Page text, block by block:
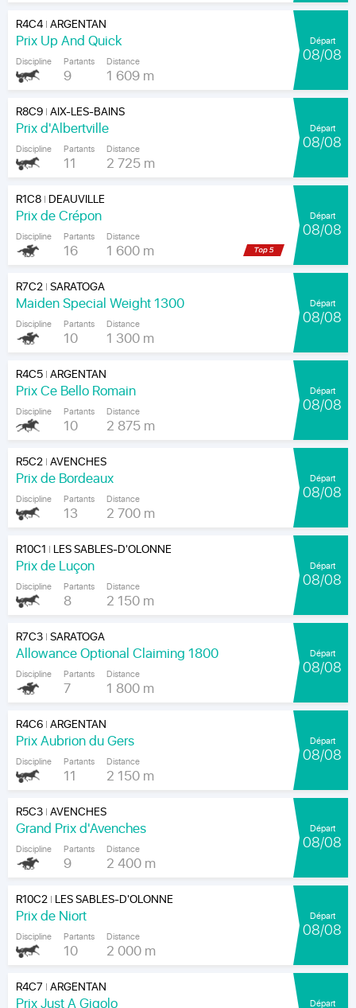
R4C4|ARGENTAN
Prix Up And Quick
Discipline Partants
9
Distance
1 609 m
Départ
08/08
R8C9|AIX-LES-BAINS
Prix d'Albertville
Discipline Partants
11
Distance
2 725 m
Départ
08/08
R1C8| DEAUVILLE
Prix de Crépon
Discipline Partants
16
Distance
1 600 m
Départ
08/08
R7C2|SARATOGA
Maiden Special Weight 1300
Discipline Partants
10
Distance
1 300 m
Départ
08/08
R4C5|ARGENTAN
Prix Ce Bello Romain
Discipline Partants
10
Distance
2 875 m
Départ
08/08
R5C2|AVENCHES
Prix de Bordeaux
Discipline Partants
13
Distance
2 700 m
Départ
08/08
R10C1 | LES SABLES-D'OLONNE
Prix de Luçon
Discipline Partants
8
Distance
2 150 m
Départ
08/08
R7C3|SARATOGA
Allowance Optional Claiming 1800
Discipline Partants
7
Distance
1 800 m
Départ
08/08
R4C6|ARGENTAN
Prix Aubrion du Gers
Discipline Partants
11
Distance
2 150 m
Départ
08/08
R5C3|AVENCHES
Grand Prix d'Avenches
Discipline Partants
9
Distance
2 400 m
Départ
08/08
R10C2| LES SABLES-D'OLONNE
Prix de Niort
Discipline Partants
10
Distance
2 000 m
Départ
08/08
R4C7 |ARGENTAN
Prix Just A Gigolo Départ